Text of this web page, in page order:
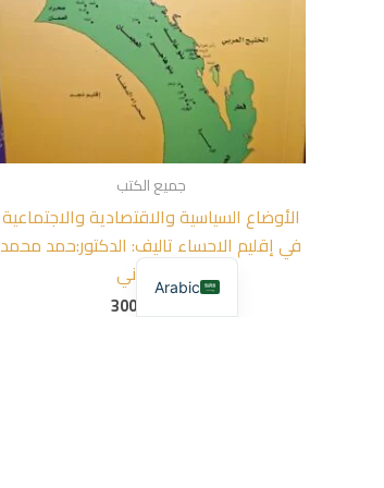
جميع الكتب
الأوضاع السياسية والاقتصادية والاجتماعية
في إقليم الاحساء تاليف: الدكتور:حمد محمد
القحطاني
300,00
Arabic